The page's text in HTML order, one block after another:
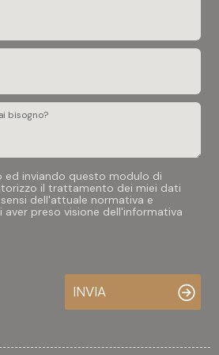
bisogno?
ed inviando questo modulo di
il trattamento dei miei dati
dell'attuale normativa e
aver preso visione dell'informativa
INVIA